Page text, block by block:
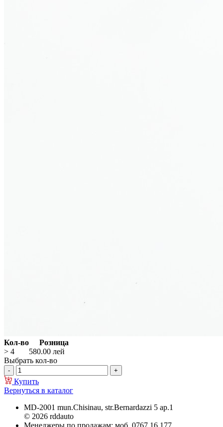
Кол-во
Розница
> 4
580.00 лей
Выбрать кол-во
Купить
Вернуться в каталог
MD-2001 mun.Chisinau, str.Bernardazzi 5 ap.1
© 2026 rddauto
Менеджеры по продажам: моб. 0767 16 177